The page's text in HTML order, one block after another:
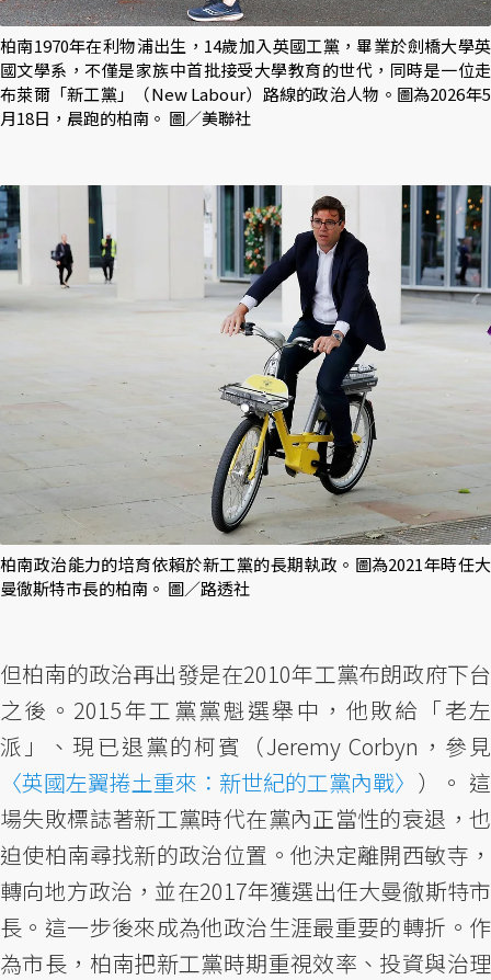
柏南1970年在利物浦出生，14歲加入英國工黨，畢業於劍橋大學英
國文學系，不僅是家族中首批接受大學教育的世代，同時是一位走
布萊爾「新工黨」（New Labour）路線的政治人物。圖為2026年5
月18日，晨跑的柏南。 圖／美聯社
柏南政治能力的培育依賴於新工黨的長期執政。圖為2021年時任大
曼徹斯特市長的柏南。 圖／路透社
但柏南的政治再出發是在2010年工黨布朗政府下台
之後。2015年工黨黨魁選舉中，他敗給「老左
派」、現已退黨的柯賓（Jeremy Corbyn，參見
〈英國左翼捲土重來：新世紀的工黨內戰〉 ）。 這
場失敗標誌著新工黨時代在黨內正當性的衰退，也
迫使柏南尋找新的政治位置。他決定離開西敏寺，
轉向地方政治，並在2017年獲選出任大曼徹斯特市
長。這一步後來成為他政治生涯最重要的轉折。作
為市長，柏南把新工黨時期重視效率、投資與治理